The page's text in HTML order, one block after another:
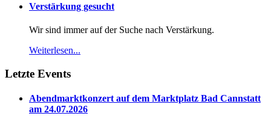
Verstärkung gesucht
Wir sind immer auf der Suche nach Verstärkung.
Weiterlesen...
Letzte Events
Abendmarktkonzert auf dem Marktplatz Bad Cannstatt
am 24.07.2026